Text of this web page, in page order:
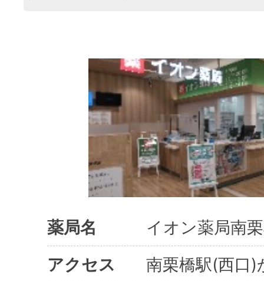
薬局名
イオン薬局南
アクセス
南栗橋駅(西口)